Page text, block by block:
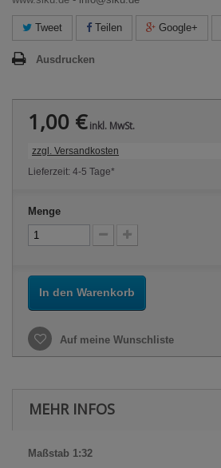
Tweet Teilen Google+
Ausdrucken
1,00 €inkl. MwSt.
zzgl. Versandkosten
Lieferzeit: 4-5 Tage*
Menge
In den Warenkorb
Auf meine Wunschliste
MEHR INFOS
Maßstab 1:32